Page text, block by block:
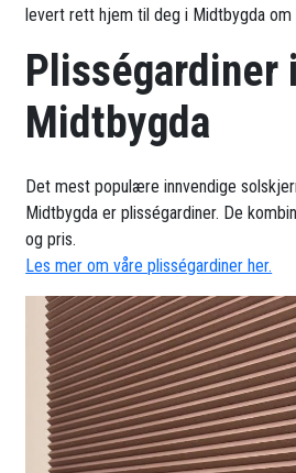
levert rett hjem til deg i Midtbygda om
Plisségardiner i
Midtbygda
Det mest populære innvendige
Midtbygda er plisségardiner. De
og pris.
Les mer om våre plisségardiner her.